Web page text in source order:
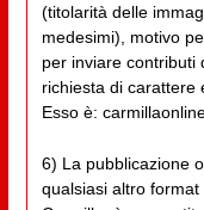
(titolarità delle
medesimi), motivo
per inviare contributi
richiesta di carattere
Esso è:
6) La pubblicazione
qualsiasi altro